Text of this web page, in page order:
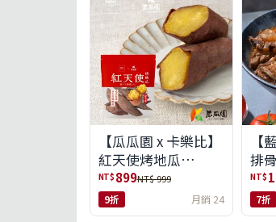
【瓜瓜園 x 卡樂比】
紅天使烤地瓜
350g*10包(免運組)
NT$ 899NT$ 999
9折 月銷 24
【
排
任
NT$
7折